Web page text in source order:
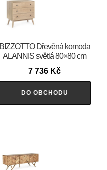
BIZZOTTO Dřevěná komoda
ALANNIS světlá 80×80 cm
7 736 Kč
DO OBCHODU